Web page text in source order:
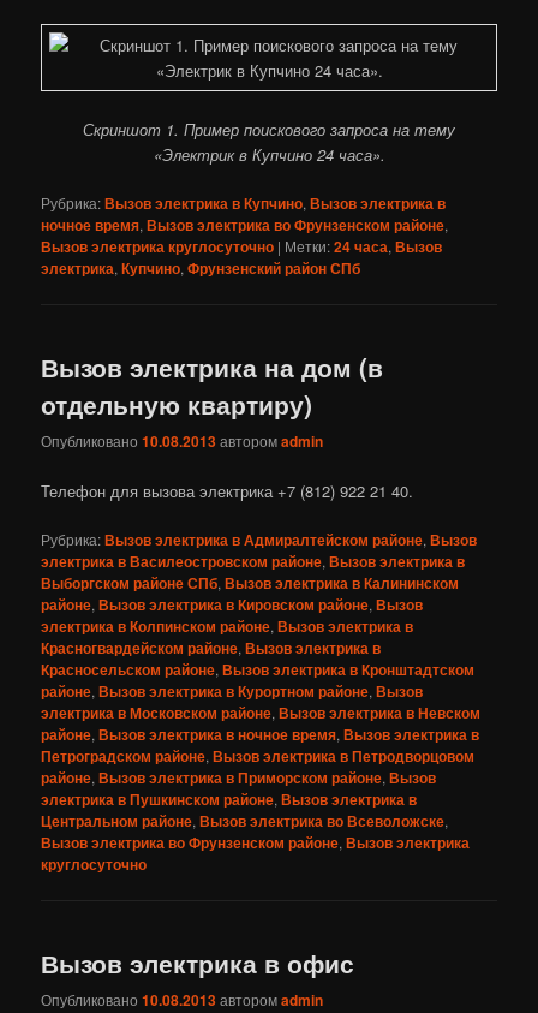
Скриншот 1. Пример поискового запроса на тему
«Электрик в Купчино 24 часа».
Рубрика:Вызов электрика в Купчино,Вызов электрика в
ночное время,Вызов электрика во Фрунзенском районе,
Вызов электрика круглосуточно | Метки:24 часа,Вызов
электрика,Купчино,Фрунзенский район СПб
Вызов электрика на дом (в
отдельную квартиру)
Опубликовано10.08.2013авторомadmin
Телефон для вызова электрика +7 (812) 922 21 40.
Рубрика:Вызов электрика в Адмиралтейском районе,Вызов
электрика в Василеостровском районе,Вызов электрика в
Выборгском районе СПб,Вызов электрика в Калининском
районе,Вызов электрика в Кировском районе,Вызов
электрика в Колпинском районе,Вызов электрика в
Красногвардейском районе,Вызов электрика в
Красносельском районе,Вызов электрика в Кронштадтском
районе,Вызов электрика в Курортном районе,Вызов
электрика в Московском районе,Вызов электрика в Невском
районе,Вызов электрика в ночное время,Вызов электрика в
Петроградском районе,Вызов электрика в Петродворцовом
районе,Вызов электрика в Приморском районе,Вызов
электрика в Пушкинском районе,Вызов электрика в
Центральном районе,Вызов электрика во Всеволожске,
Вызов электрика во Фрунзенском районе,Вызов электрика
круглосуточно
Вызов электрика в офис
Опубликовано10.08.2013авторомadmin